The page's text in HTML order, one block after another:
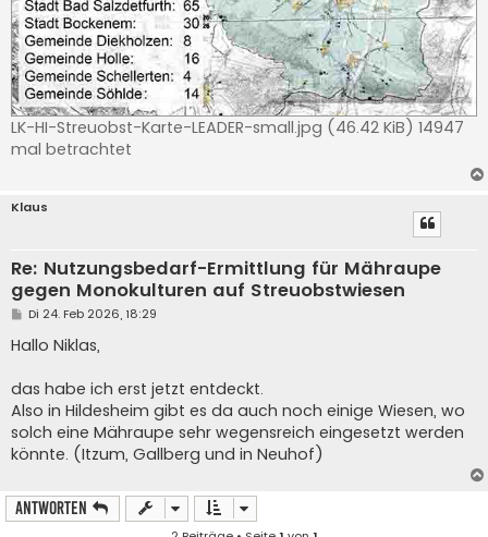
LK-HI-Streuobst-Karte-LEADER-small.jpg (46.42 KiB) 14947
mal betrachtet
Klaus
Re: Nutzungsbedarf-Ermittlung für Mähraupe
gegen Monokulturen auf Streuobstwiesen
B
i
t
a
g
Di 24. Feb 2026, 18:29
Hallo Niklas,
das habe ich erst jetzt entdeckt.
Also in Hildesheim gibt es da auch noch einige Wiesen, wo
solch eine Mähraupe sehr wegensreich eingesetzt werden
könnte. (Itzum, Gallberg und in Neuhof)
Antworten